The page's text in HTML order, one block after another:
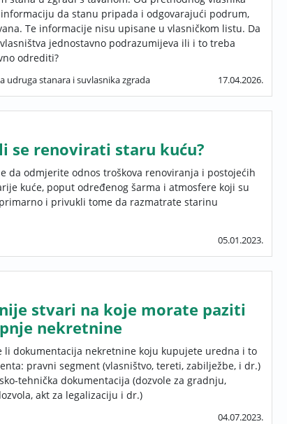
da stanu pripada i odgovarajući podrum,
Te informacije nisu upisane u vlasničkom listu. Da
jednostavno podrazumijeva ili i to treba
odrediti?
udruga stanara i suvlasnika zgrada 17.04.2026.
se renovirati staru kuću?
da odmjerite odnos troškova renoviranja i postojećih
kuće, poput određenog šarma i atmosfere koji su
i privukli tome da razmatrate starinu
05.01.2023.
stvari na koje morate paziti
nekretnine
li dokumentacija nekretnine koju kupujete uredna i to
pravni segment (vlasništvo, tereti, zabilježbe, i dr.)
tehnička dokumentacija (dozvole za gradnju,
akt za legalizaciju i dr.)
04.07.2023.